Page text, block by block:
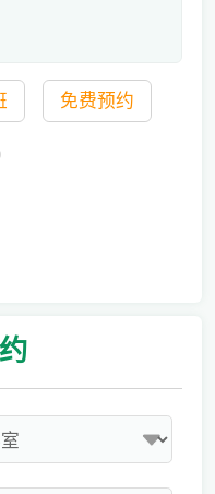
康复专科正式启航！
免费预约